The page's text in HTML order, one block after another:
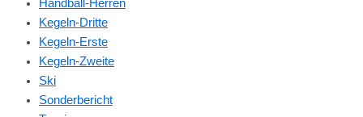
Handball-Herren
Kegeln-Dritte
Kegeln-Erste
Kegeln-Zweite
Ski
Sonderbericht